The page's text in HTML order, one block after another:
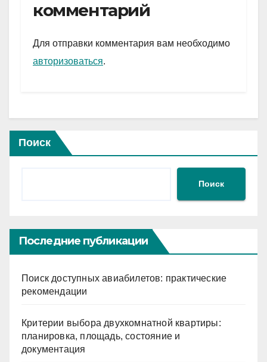
a
m
A
p
и
комментарий
Для отправки комментария вам необходимо
авторизоваться.
Поиск
Поиск
Последние публикации
Поиск доступных авиабилетов: практические
рекомендации
Критерии выбора двухкомнатной квартиры:
планировка, площадь, состояние и
документация